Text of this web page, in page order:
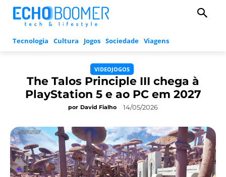
Tecnologia Cultura Jogos Sociedade Viagens
VIDEOJOGOS
The Talos Principle III chega à
PlayStation 5 e ao PC em 2027
por David Fialho 14/05/2026